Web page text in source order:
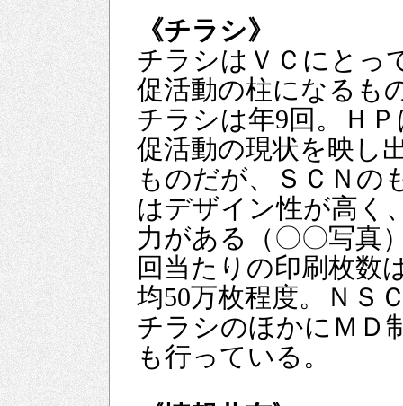
《チラシ》
チラシはＶＣにとっ
促活動の柱になるも
チラシは年9回。Ｈ
促活動の現状を映し
ものだが、ＳＣＮの
はデザイン性が高く
力がある（〇〇写真
回当たりの印刷枚数
均50万枚程度。ＮＳ
チラシのほかにＭＤ
も行っている。